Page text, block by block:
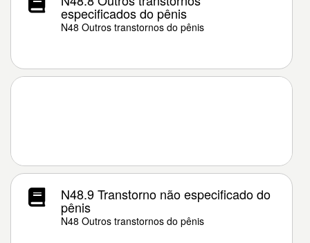
especificados do pênis
N48 Outros transtornos do pênis
N48.9 Transtorno não especificado do
pênis
N48 Outros transtornos do pênis